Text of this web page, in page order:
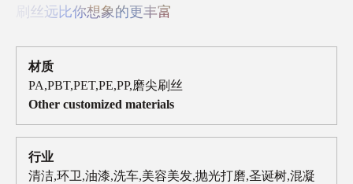
刷丝远比你想象的更丰富
材质
PA,PBT,PET,PE,PP,磨尖刷丝
Other customized materials
行业
清洁,环卫,油漆,洗车,美容美发,抛光打磨,圣诞树,混凝